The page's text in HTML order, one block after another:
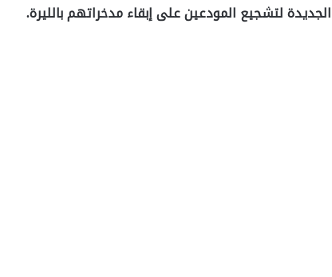
الجديدة لتشجيع المودعين على إبقاء مدخراتهم بالليرة.